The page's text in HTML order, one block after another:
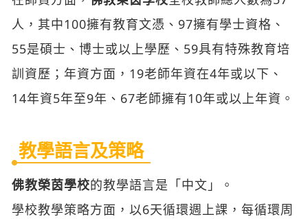
人，其中100擁有教育文憑、97擁有學士資格、
55是碩士、博士或以上學歷、59具有特殊教育培
訓資歷；年資方面，19老師年資在4年或以下、
14年資5年至9年、67老師擁有10年或以上年資。
教學語言及策略
佛教榮茵學校的教學語言是「中文」。
學校教學策略方面，以6天循環週上課，每循環周